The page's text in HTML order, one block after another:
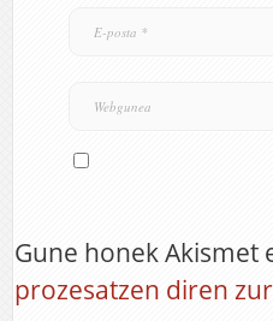
Gune honek
prozesatzen diren